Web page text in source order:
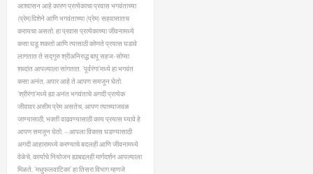
आश्‍वासन आहे कारण प्रत्येकाचा प्रवास भगवंताच्या
(प्रेम)दिशेने आणि भगवंताच्या (प्रेम) सहवासातच
करायचा असतो. हा प्रवास प्रत्येकाच्या जीवनामध्ये
कसा घडू शकतो आणि त्यासाठी कोणते प्रयास घडावे
लागतात ते सद्गुरु श्रीअनिरुद्ध बापू सहज-सोप्या
शब्दांत आपल्याला सांगतात. ‘पूर्वरंगा’मध्ये हा भगवंत
कसा अनंत, अपार आहे ते आपण समजून घेतो.
‘श्रीरंगा’मध्ये ह्या अनंत भगवंताचे अगदी प्रत्येक
जीवावर असीम प्रेम असतेच, आपण त्याच्याजवळ
जाण्यासाठी, भक्ती वाढवण्यासाठी काय प्रयास घ्यावे हे
आपण समजून घेतो. – आपला विकास घडण्यासाठी
अगदी आहारामध्ये करण्याचे बदलही आणि जीवनामध्ये
वेळेचे, कार्याचे नियोजन ह्याबद्दलही मार्गदर्शन आपल्याला
मिळते. ‘मधुफलवाटिका’ हा तिसरा विभाग म्हणजे